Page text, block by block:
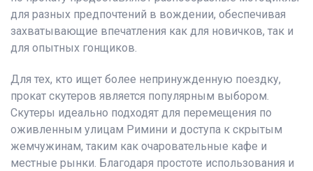
для разных предпочтений в вождении, обеспечивая
захватывающие впечатления как для новичков, так и
для опытных гонщиков.
Для тех, кто ищет более непринужденную поездку,
прокат скутеров является популярным выбором.
Скутеры идеально подходят для перемещения по
оживленным улицам Римини и доступа к скрытым
жемчужинам, таким как очаровательные кафе и
местные рынки. Благодаря простоте использования и